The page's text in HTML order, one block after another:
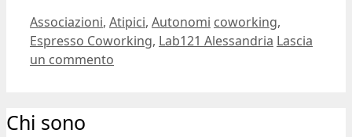
Categorie
Associazioni, Atipici, Autonomi Tag
coworking,
Espresso Coworking, Lab121 Alessandria Lascia
un commento
Chi sono